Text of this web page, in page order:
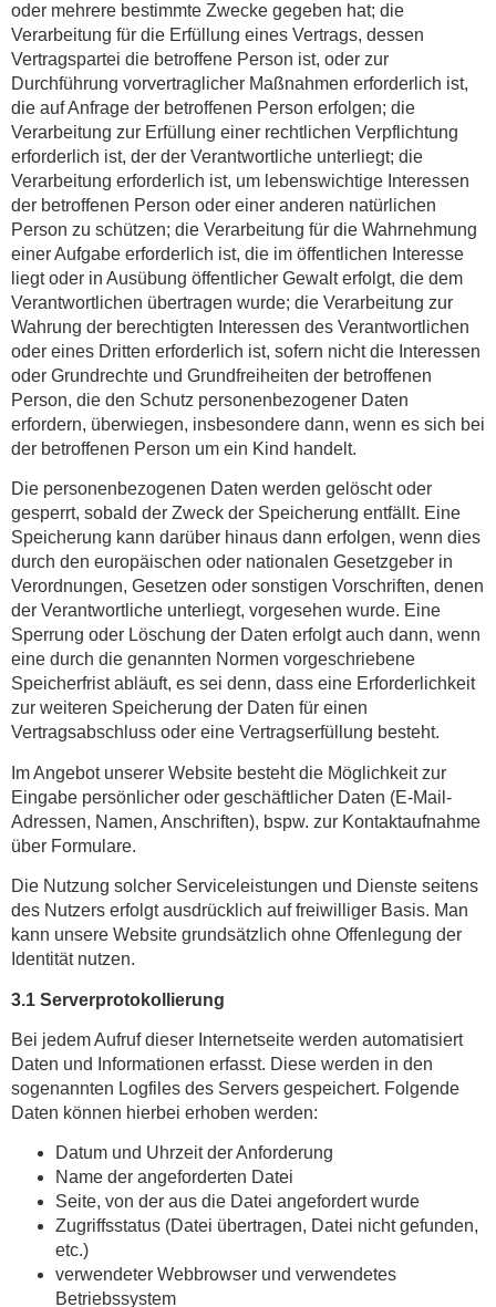
oder mehrere bestimmte Zwecke gegeben hat; die
Verarbeitung für die Erfüllung eines Vertrags, dessen
Vertragspartei die betroffene Person ist, oder zur
Durchführung vorvertraglicher Maßnahmen erforderlich ist,
die auf Anfrage der betroffenen Person erfolgen; die
Verarbeitung zur Erfüllung einer rechtlichen Verpflichtung
erforderlich ist, der der Verantwortliche unterliegt; die
Verarbeitung erforderlich ist, um lebenswichtige Interessen
der betroffenen Person oder einer anderen natürlichen
Person zu schützen; die Verarbeitung für die Wahrnehmung
einer Aufgabe erforderlich ist, die im öffentlichen Interesse
liegt oder in Ausübung öffentlicher Gewalt erfolgt, die dem
Verantwortlichen übertragen wurde; die Verarbeitung zur
Wahrung der berechtigten Interessen des Verantwortlichen
oder eines Dritten erforderlich ist, sofern nicht die Interessen
oder Grundrechte und Grundfreiheiten der betroffenen
Person, die den Schutz personenbezogener Daten
erfordern, überwiegen, insbesondere dann, wenn es sich bei
der betroffenen Person um ein Kind handelt.
Die personenbezogenen Daten werden gelöscht oder
gesperrt, sobald der Zweck der Speicherung entfällt. Eine
Speicherung kann darüber hinaus dann erfolgen, wenn dies
durch den europäischen oder nationalen Gesetzgeber in
Verordnungen, Gesetzen oder sonstigen Vorschriften, denen
der Verantwortliche unterliegt, vorgesehen wurde. Eine
Sperrung oder Löschung der Daten erfolgt auch dann, wenn
eine durch die genannten Normen vorgeschriebene
Speicherfrist abläuft, es sei denn, dass eine Erforderlichkeit
zur weiteren Speicherung der Daten für einen
Vertragsabschluss oder eine Vertragserfüllung besteht.
Im Angebot unserer Website besteht die Möglichkeit zur
Eingabe persönlicher oder geschäftlicher Daten (E-Mail-
Adressen, Namen, Anschriften), bspw. zur Kontaktaufnahme
über Formulare.
Die Nutzung solcher Serviceleistungen und Dienste seitens
des Nutzers erfolgt ausdrücklich auf freiwilliger Basis. Man
kann unsere Website grundsätzlich ohne Offenlegung der
Identität nutzen.
3.1 Serverprotokollierung
Bei jedem Aufruf dieser Internetseite werden automatisiert
Daten und Informationen erfasst. Diese werden in den
sogenannten Logfiles des Servers gespeichert. Folgende
Daten können hierbei erhoben werden:
Datum und Uhrzeit der Anforderung
Name der angeforderten Datei
Seite, von der aus die Datei angefordert wurde
Zugriffsstatus (Datei übertragen, Datei nicht gefunden,
etc.)
verwendeter Webbrowser und verwendetes
Betriebssystem